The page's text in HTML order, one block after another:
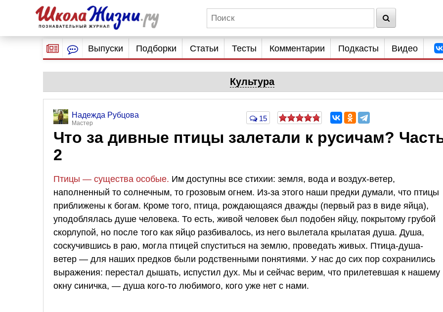
Выпуски Подборки Статьи Тесты Комментарии Подкасты Видео
Культура
Надежда Рубцова
Мастер
15
Что за дивные птицы залетали к русичам?
2
Птицы — существа особые. Им доступны все стихии: земля, вода и воздух-ветер,
наполненный то солнечным, то грозовым огнем. Из-за этого наши предки думали, что птицы
приближены к богам. Кроме того, птица, рождающаяся дважды (первый раз в виде яйца),
уподоблялась душе человека. То есть, живой человек был подобен яйцу, покрытому грубой
скорлупой, но после того как яйцо разбивалось, из него вылетала крылатая душа. Душа,
соскучившись в раю, могла птицей спуститься на землю, проведать живых. Птица-душа-
ветер — для наших предков были родственными понятиями. У нас до сих пор сохранились
выражения: перестал дышать, испустил дух. Мы и сейчас верим, что прилетевшая к нашему
окну синичка, — душа кого-то любимого, кого уже нет с нами.